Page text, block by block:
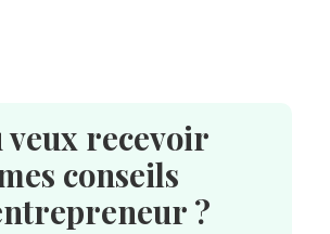
veux recevoir
conseils
?